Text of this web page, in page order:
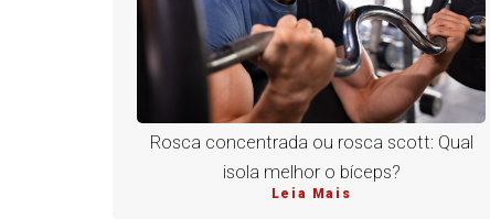
Rosca concentrada ou rosca scott: Qual
isola melhor o bíceps?
Leia Mais